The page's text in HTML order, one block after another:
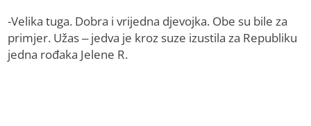
-Velika tuga. Dobra i vrijedna djevojka. Obe su bile za
primjer. Užas – jedva je kroz suze izustila za Republiku
jedna rođaka Jelene R.